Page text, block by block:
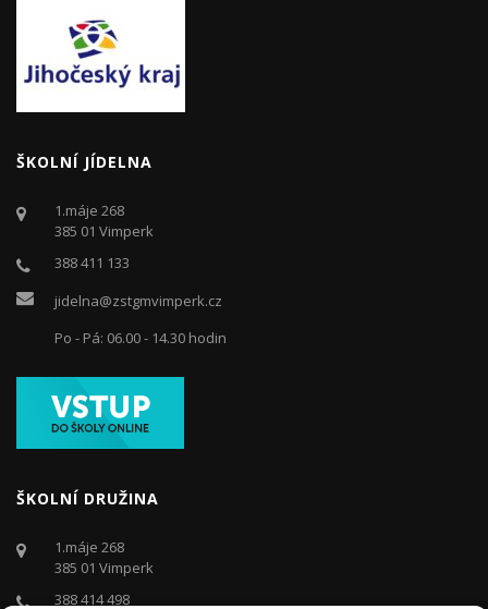
ŠKOLNÍ JÍDELNA
1.máje 268
385 01 Vimperk
388 411 133
jidelna@zstgmvimperk.cz
Po - Pá: 06.00 - 14.30 hodin
ŠKOLNÍ DRUŽINA
1.máje 268
385 01 Vimperk
388 414 498